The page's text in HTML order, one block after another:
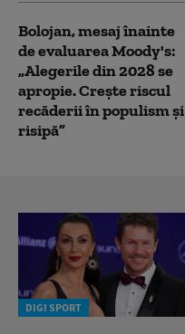
Bolojan, mesaj înainte
de evaluarea Moody's:
„Alegerile din 2028 se
apropie. Crește riscul
recăderii în populism și
risipă”
DIGI SPORT